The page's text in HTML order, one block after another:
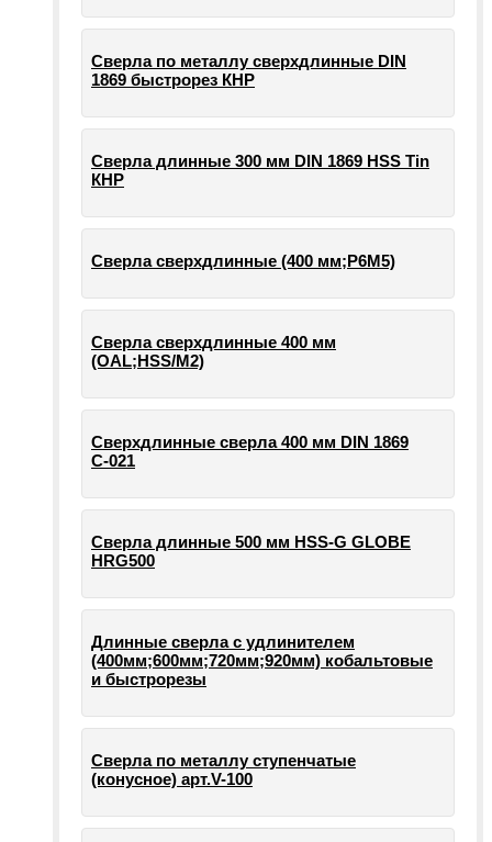
Сверла по металлу сверхдлинные DIN
1869 быстрорез КНР
Сверла длинные 300 мм DIN 1869 HSS Tin
КНР
Сверла сверхдлинные (400 мм;Р6М5)
Сверла сверхдлинные 400 мм
(OAL;HSS/M2)
Сверхдлинные сверла 400 мм DIN 1869
С-021
Сверла длинные 500 мм HSS-G GLOBE
HRG500
Длинные сверла с удлинителем
(400мм;600мм;720мм;920мм) кобальтовые
и быстрорезы
Сверла по металлу ступенчатые
(конусное) арт.V-100